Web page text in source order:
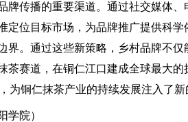
牌传播的重要渠道。通过社交媒体
定位目标市场，为品牌推广提供科
界。通过这些新策略，乡村品牌不
茶赛道，在铜仁江口建成全球最大
为铜仁抹茶产业的持续发展注入了新
学院）